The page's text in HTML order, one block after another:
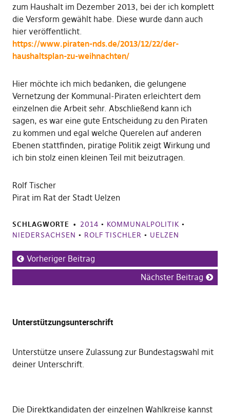
zum Haushalt im Dezember 2013, bei der ich komplett
die Versform gewählt habe. Diese wurde dann auch
hier veröffentlicht.
https://www.piraten-nds.de/2013/12/22/der-
haushaltsplan-zu-weihnachten/
Hier möchte ich mich bedanken, die gelungene
Vernetzung der Kommunal-Piraten erleichtert dem
einzelnen die Arbeit sehr. Abschließend kann ich
sagen, es war eine gute Entscheidung zu den Piraten
zu kommen und egal welche Querelen auf anderen
Ebenen stattfinden, piratige Politik zeigt Wirkung und
ich bin stolz einen kleinen Teil mit beizutragen.
Rolf Tischer
Pirat im Rat der Stadt Uelzen
SCHLAGWORTE 2014 • KOMMUNALPOLITIK •
NIEDERSACHSEN • ROLF TISCHLER • UELZEN
Vorheriger Beitrag
Nächster Beitrag
Unterstützungsunterschrift
Unterstütze unsere Zulassung zur Bundestagswahl mit
deiner Unterschrift.
Die Direktkandidaten der einzelnen Wahlkreise kannst